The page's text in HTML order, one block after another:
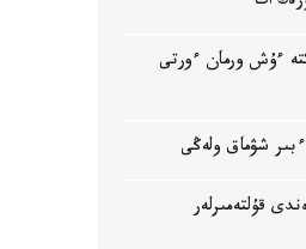
ءۇش ورمان ءورتى
شۋماق ولەڭى
قۇلتەمىرلەر